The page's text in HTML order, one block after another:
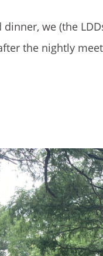
we (the
the nightly